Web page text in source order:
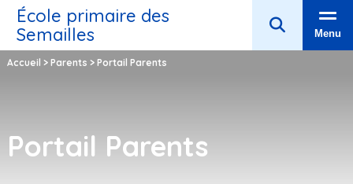
École primaire des
Semailles
Menu
Accueil > Parents > Portail Parents
Portail Parents